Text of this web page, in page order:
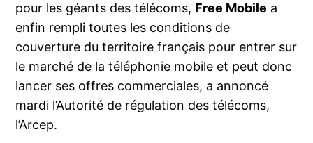
pour les géants des télécoms, Free Mobile a
enfin rempli toutes les conditions de
couverture du territoire français pour entrer sur
le marché de la téléphonie mobile et peut donc
lancer ses offres commerciales, a annoncé
mardi l’Autorité de régulation des télécoms,
l’Arcep.